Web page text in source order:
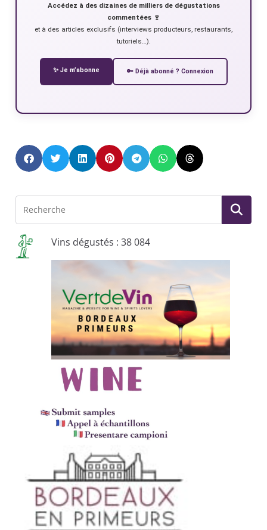
Accédez à des dizaines de milliers de dégustations
commentées 🍷
et à des articles exclusifs (interviews producteurs, restaurants,
tutoriels…).
✨ Je m’abonne 🔑 Déjà abonné ? Connexion
Vins dégustés : 38 084